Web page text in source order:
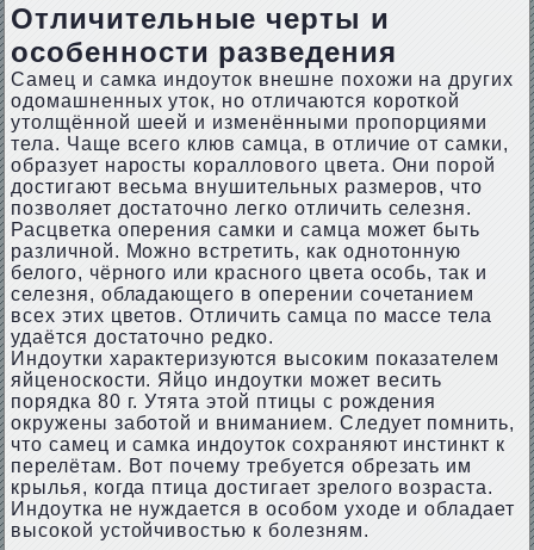
Отличительные черты и
особенности разведения
Самец и самка индоуток внешне похожи на других
одомашненных уток, но отличаются короткой
утолщённой шеей и изменёнными пропорциями
тела. Чаще всего клюв самца, в отличие от самки,
образует наросты кораллового цвета. Они порой
достигают весьма внушительных размеров, что
позволяет достаточно легко отличить селезня.
Расцветка оперения самки и самца может быть
различной. Можно встретить, как однотонную
белого, чёрного или красного цвета особь, так и
селезня, обладающего в оперении сочетанием
всех этих цветов. Отличить самца по массе тела
удаётся достаточно редко.
Индоутки характеризуются высоким показателем
яйценоскости. Яйцо индоутки может весить
порядка 80 г. Утята этой птицы с рождения
окружены заботой и вниманием. Следует помнить,
что самец и самка индоуток сохраняют инстинкт к
перелётам. Вот почему требуется обрезать им
крылья, когда птица достигает зрелого возраста.
Индоутка не нуждается в особом уходе и обладает
высокой устойчивостью к болезням.